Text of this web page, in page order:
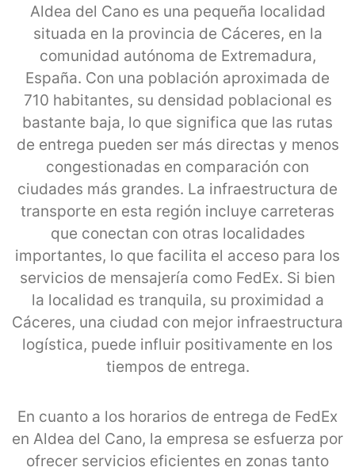
Aldea del Cano es una pequeña localidad
situada en la provincia de Cáceres, en la
comunidad autónoma de Extremadura,
España. Con una población aproximada de
710 habitantes, su densidad poblacional es
bastante baja, lo que significa que las rutas
de entrega pueden ser más directas y menos
congestionadas en comparación con
ciudades más grandes. La infraestructura de
transporte en esta región incluye carreteras
que conectan con otras localidades
importantes, lo que facilita el acceso para los
servicios de mensajería como FedEx. Si bien
la localidad es tranquila, su proximidad a
Cáceres, una ciudad con mejor infraestructura
logística, puede influir positivamente en los
tiempos de entrega.
En cuanto a los horarios de entrega de FedEx
en Aldea del Cano, la empresa se esfuerza por
ofrecer servicios eficientes en zonas tanto